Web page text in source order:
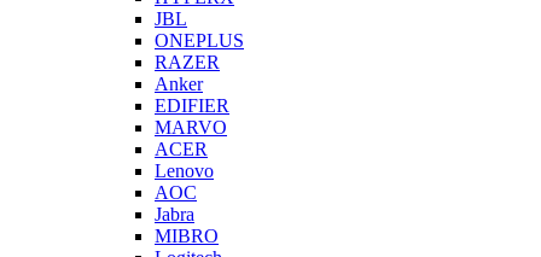
JBL
ONEPLUS
RAZER
Anker
EDIFIER
MARVO
ACER
Lenovo
AOC
Jabra
MIBRO